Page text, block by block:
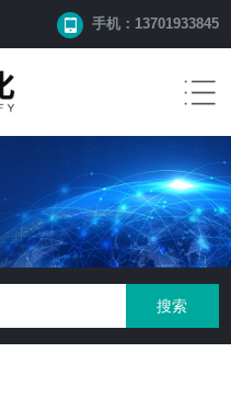
手机：13701933845